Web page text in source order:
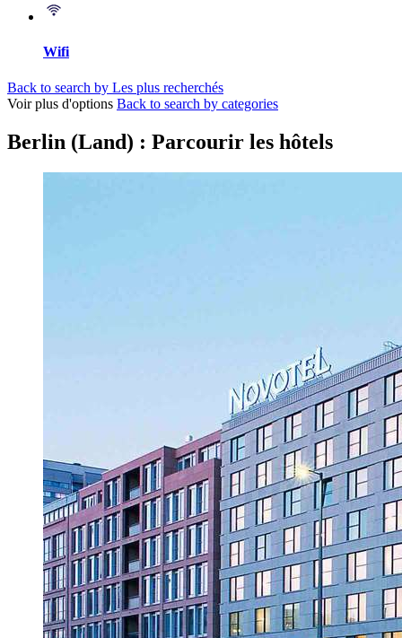
Wifi
Back to search by Les plus recherchés
Voir plus d'options Back to search by categories
Berlin (Land) : Parcourir les hôtels